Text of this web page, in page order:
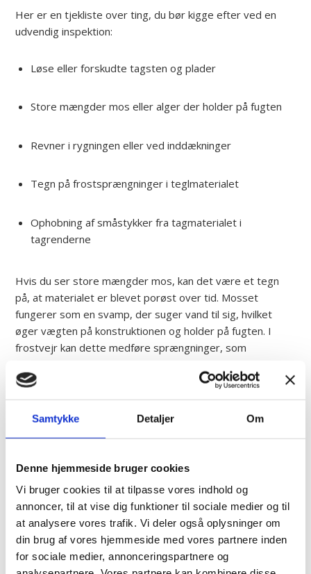
Samtykke Detaljer Om
Denne hjemmeside bruger cookies
Vi bruger cookies til at tilpasse vores indhold og
annoncer, til at vise dig funktioner til sociale medier og til
at analysere vores trafik. Vi deler også oplysninger om
din brug af vores hjemmeside med vores partnere inden
for sociale medier, annonceringspartnere og
Her er en tjekliste over ting, du bør kigge efter ved en
udvendig inspektion:
Løse eller forskudte tagsten og plader
Store mængder mos eller alger der holder på fugten
Revner i rygningen eller ved inddækninger
Tegn på frostsprængninger i teglmaterialet
Ophobning af småstykker fra tagmaterialet i
tagrenderne
Hvis du ser store mængder mos, kan det være et tegn
på, at materialet er blevet porøst over tid. Mosset
fungerer som en svamp, der suger vand til sig, hvilket
øger vægten på konstruktionen og holder på fugten. I
frostvejr kan dette medføre sprængninger, som
Vær opmærksom på fugtdannelse og
utætheder på loftet
En indvendig inspektion er mindst lige så vigtig som den
udvendige vurdering af husets top. Du bør jævnligt
bevæge dig op på loftet, især efter kraftige regnskyl eller
perioder med meget sne. Her skal du kigge efter mørke
skjolder eller fugtige pletter på spærene og undersiden af
lægterne.